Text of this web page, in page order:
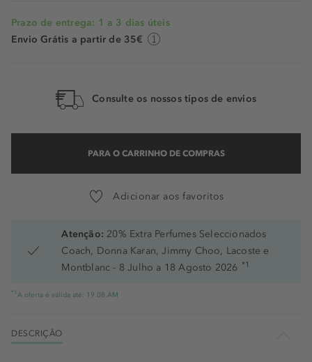
Prazo de entrega: 1 a 3 dias úteis
Envio Grátis a partir de 35€
Consulte os nossos tipos de envios
PARA O CARRINHO DE COMPRAS
Adicionar aos favoritos
Atenção: 20% Extra Perfumes Seleccionados
Coach, Donna Karan, Jimmy Choo, Lacoste e
Montblanc - 8 Julho a 18 Agosto 2026 *1
*1 A oferta é válida até: 19.08.AM
DESCRIÇÃO